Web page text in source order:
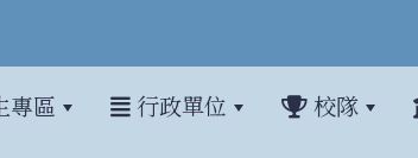
專區 行政單位 校隊